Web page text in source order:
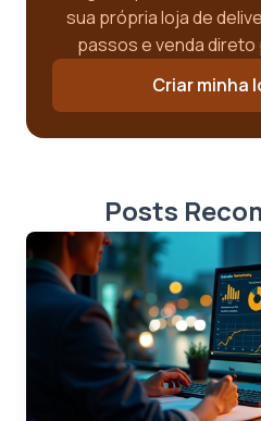
sua própria loja de
passos e venda
Criar minha
Posts